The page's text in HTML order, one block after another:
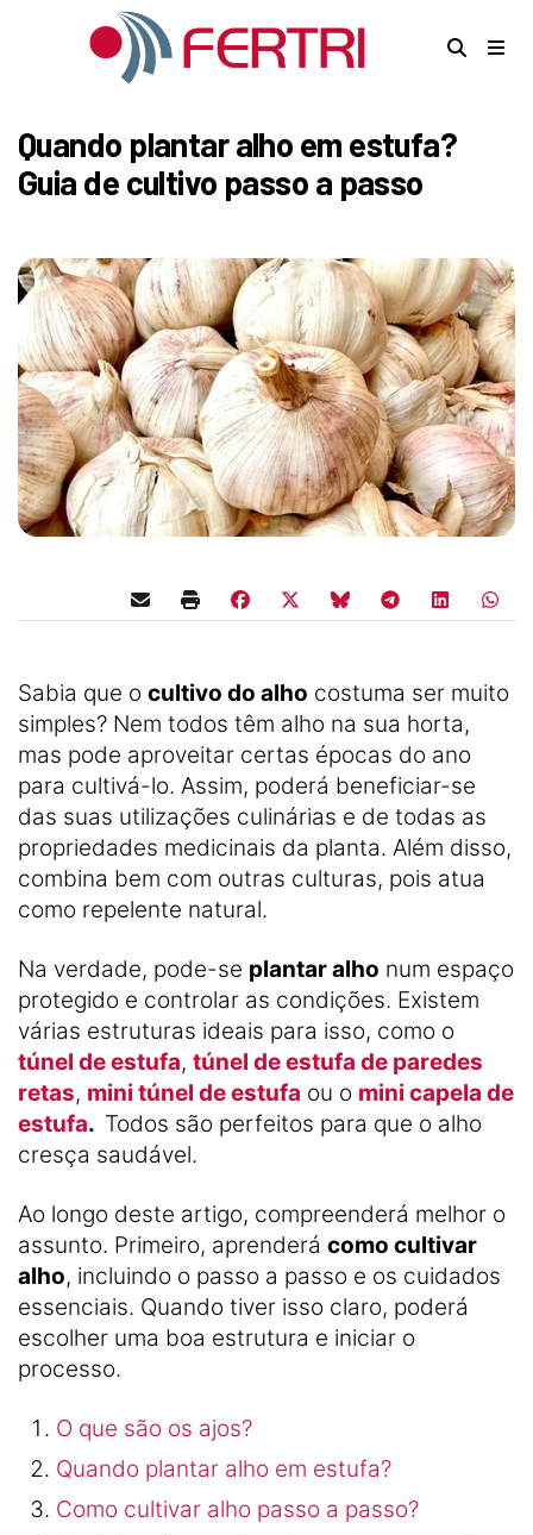
Quando plantar alho em estufa?
Guia de cultivo passo a passo
Sabia que o cultivo do alho costuma ser muito
simples? Nem todos têm alho na sua horta,
mas pode aproveitar certas épocas do ano
para cultivá-lo. Assim, poderá beneficiar-se
das suas utilizações culinárias e de todas as
propriedades medicinais da planta. Além disso,
combina bem com outras culturas, pois atua
como repelente natural.
Na verdade, pode-se plantar alho num espaço
protegido e controlar as condições. Existem
várias estruturas ideais para isso, como o
túnel de estufa, túnel de estufa de paredes
retas, mini túnel de estufa ou o mini capela de
estufa. Todos são perfeitos para que o alho
cresça saudável.
Ao longo deste artigo, compreenderá melhor o
assunto. Primeiro, aprenderá como cultivar
alho, incluindo o passo a passo e os cuidados
essenciais. Quando tiver isso claro, poderá
escolher uma boa estrutura e iniciar o
processo.
O que são os ajos?
Quando plantar alho em estufa?
Como cultivar alho passo a passo?